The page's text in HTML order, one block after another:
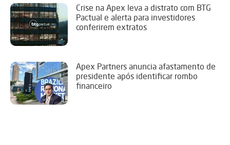
Crise na Apex leva a distrato com BTG
Pactual e alerta para investidores
conferirem extratos
Apex Partners anuncia afastamento de
presidente após identificar rombo
financeiro